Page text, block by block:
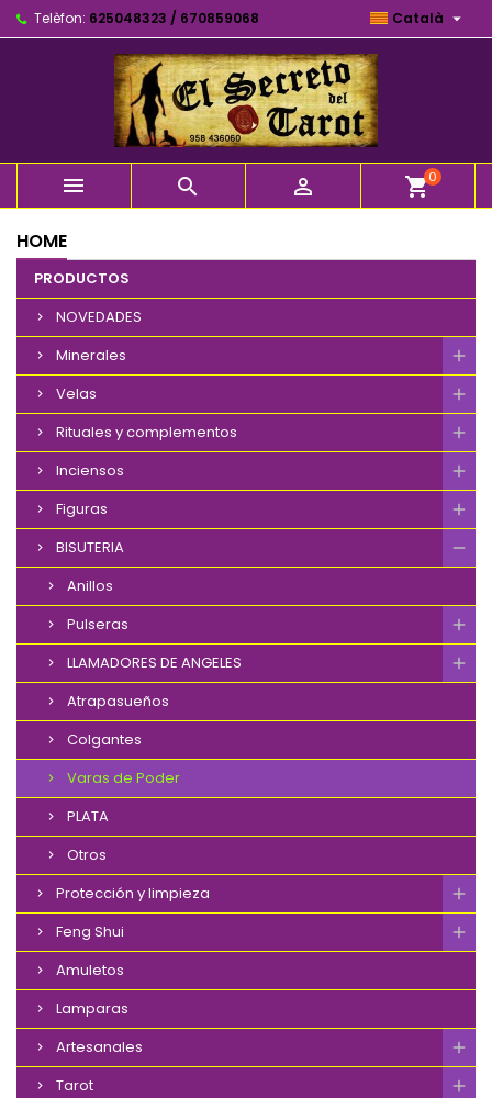
Telèfon: 625048323 / 670859068 Català 
   shopping_cart0
HOME
PRODUCTOS
NOVEDADES
Minerales
Velas
Rituales y complementos
Inciensos
Figuras
BISUTERIA
Anillos
Pulseras
LLAMADORES DE ANGELES
Atrapasueños
Colgantes
Varas de Poder
PLATA
Otros
Protección y limpieza
Feng Shui
Amuletos
Lamparas
Artesanales
Tarot